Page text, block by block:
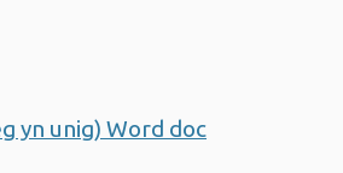
yn unig) Word doc